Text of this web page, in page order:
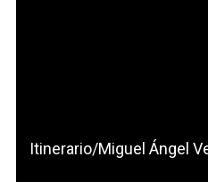
Itinerario/Miguel Ángel